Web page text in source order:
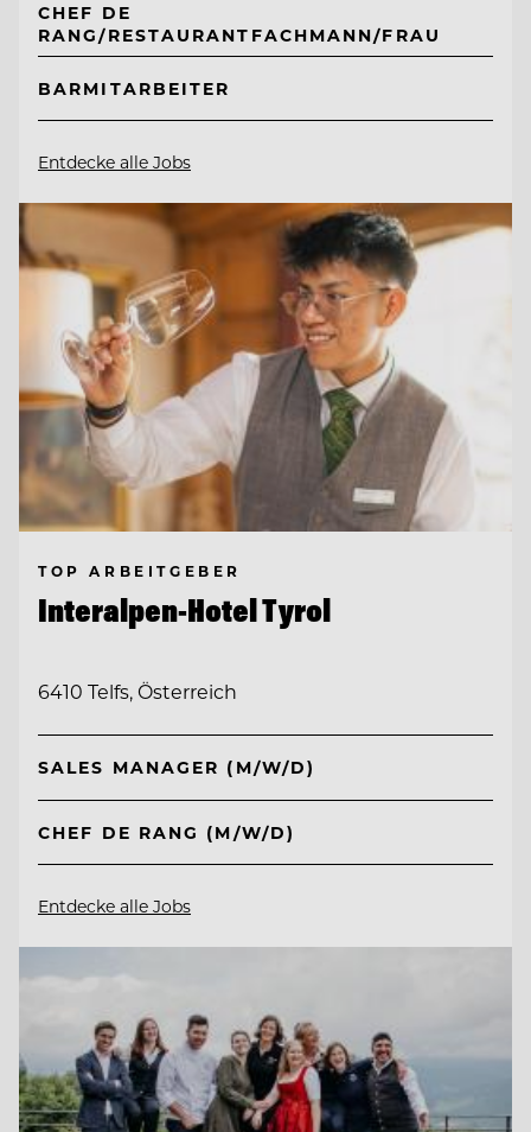
CHEF DE
RANG/RESTAURANTFACHMANN/FRAU
BARMITARBEITER
Entdecke alle Jobs
TOP ARBEITGEBER
Interalpen-Hotel Tyrol
6410 Telfs, Österreich
SALES MANAGER (M/W/D)
CHEF DE RANG (M/W/D)
Entdecke alle Jobs